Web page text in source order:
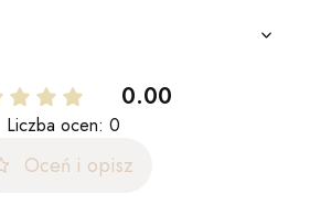
0.00
Liczba ocen: 0
Oceń i opisz